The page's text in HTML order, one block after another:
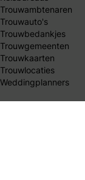
Trouwambtenaren
Trouwauto's
Trouwbedankjes
Trouwgemeenten
Trouwkaarten
Trouwlocaties
Weddingplanners